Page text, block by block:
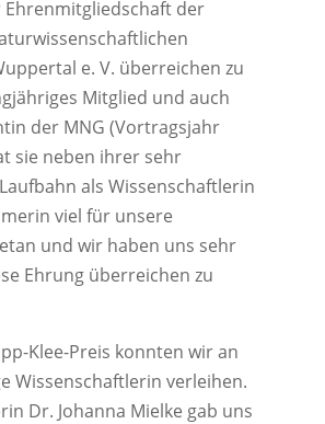
der
e. V. überreichen zu
Mitglied und auch
der MNG (Vortragsjahr
sie neben ihrer sehr
als Wissenschaftlerin
viel für unsere
und wir haben uns sehr
Ehrung überreichen zu
Klee-Preis konnten wir an
Wissenschaftlerin verleihen.
Dr. Johanna Mielke gab uns